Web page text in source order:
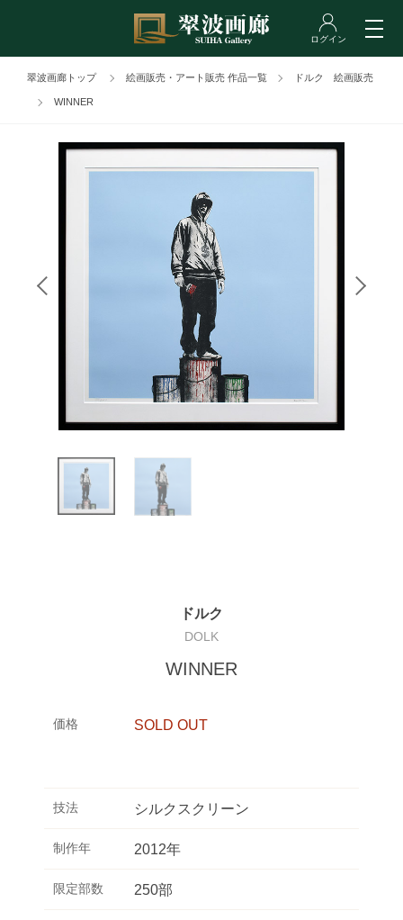
翠波画廊トップ 絵画販売・アート販売 作品一覧 ドルク 絵画販売
WINNER
ドルク
DOLK
WINNER
価格 SOLD OUT
技法 シルクスクリーン
制作年 2012年
限定部数 250部